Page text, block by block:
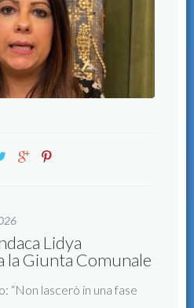
Lidya
la Giunta Comunale
“Non lascerò in una fase